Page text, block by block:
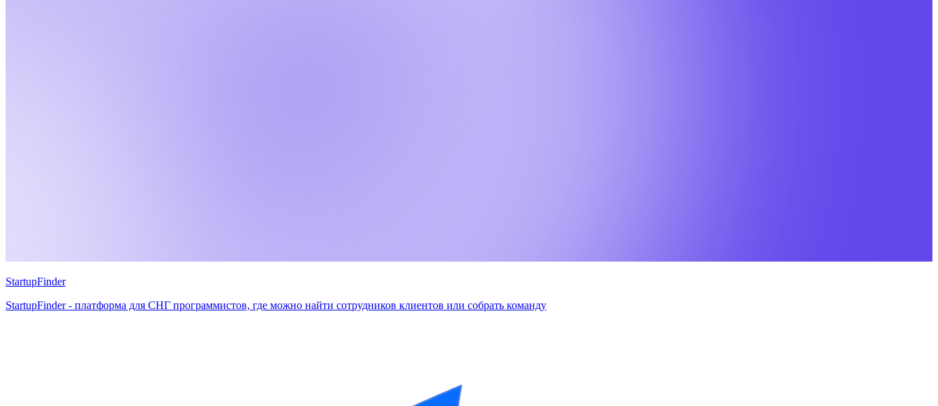
StartupFinder
StartupFinder - платформа для СНГ программистов, где можно найти сотрудников клиентов или собрать команду